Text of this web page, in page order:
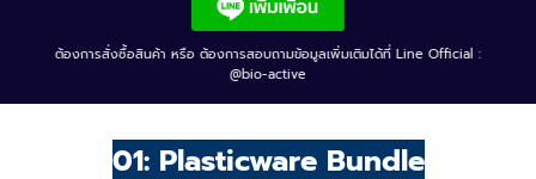
ต้องการสั่งซื้อสินค้า หรือ ต้องการสอบถามข้อมูลเพิ่มเติมได้ที่ Line Official :
@bio-active
01: Plasticware Bundle